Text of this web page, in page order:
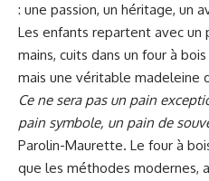
: une passion, un héritage, un
Les enfants repartent avec un
mains, cuits dans un four à
mais une véritable madeleine
Ce ne sera pas un pain
pain symbole, un pain de
Parolin-Maurette. Le four à
que les méthodes modernes,